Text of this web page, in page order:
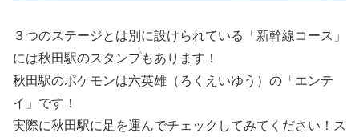
３つのステージとは別に設けられている「新幹線コース」
には秋田駅のスタンプもあります！
秋田駅のポケモンは六英雄（ろくえいゆう）の「エンテ
イ」です！
実際に秋田駅に足を運んでチェックしてみてください！ス